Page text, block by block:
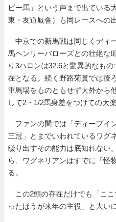
ビー馬」という声まで出ている
東・友道厩舎）も同レースへの
中京での新馬戦は同じくディ
馬ヘンリーバローズとの壮絶な
り3ハロンは32.6と驚異的なも
在となる。続く野路菊賞では後
重馬場をものともせず大外から
して2・1/2馬身差をつけての大
ファンの間では「ディープイ
三冠」とまでいわれているワグ
繰り出すその能力は底知れない
ら、ワグネリアンはすでに「怪
る。
この2頭の存在だけでも「こ
ったほうが来年の主役」と大い